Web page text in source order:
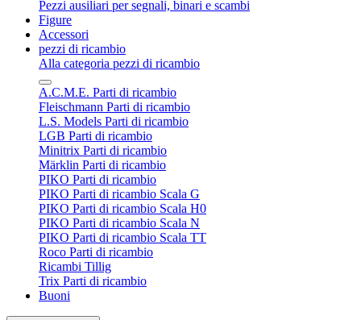
Pezzi ausiliari per segnali, binari e scambi
Figure
Accessori
pezzi di ricambio
Alla categoria pezzi di ricambio
A.C.M.E. Parti di ricambio
Fleischmann Parti di ricambio
L.S. Models Parti di ricambio
LGB Parti di ricambio
Minitrix Parti di ricambio
Märklin Parti di ricambio
PIKO Parti di ricambio
PIKO Parti di ricambio Scala G
PIKO Parti di ricambio Scala H0
PIKO Parti di ricambio Scala N
PIKO Parti di ricambio Scala TT
Roco Parti di ricambio
Ricambi Tillig
Trix Parti di ricambio
Buoni